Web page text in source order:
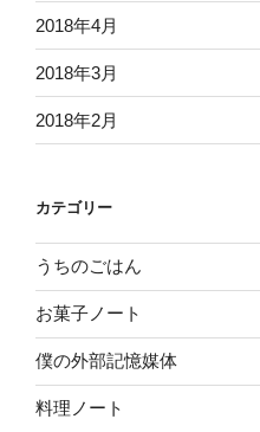
2018年4月
2018年3月
2018年2月
カテゴリー
うちのごはん
お菓子ノート
僕の外部記憶媒体
料理ノート